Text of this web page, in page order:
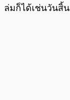
ล่มก็ได้เช่นวันสิ้